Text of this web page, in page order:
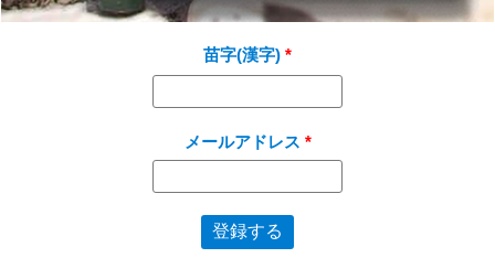
苗字(漢字)
メールアドレス